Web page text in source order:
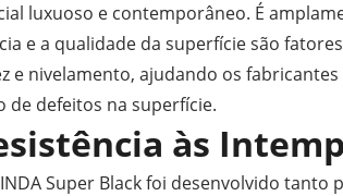
luxuoso e contemporâneo. É
e a qualidade da superfície são
e nivelamento, ajudando os
de defeitos na superfície.
às
Super Black foi desenvolvido